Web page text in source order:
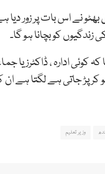
بھٹو نے اس بات پر
زندگیوں کو بچانا ہو گا۔
کوئی ادارہ ، ڈاکٹرز
پڑ جاتی ہے لگتا ہے ان
وزیر تعلیم